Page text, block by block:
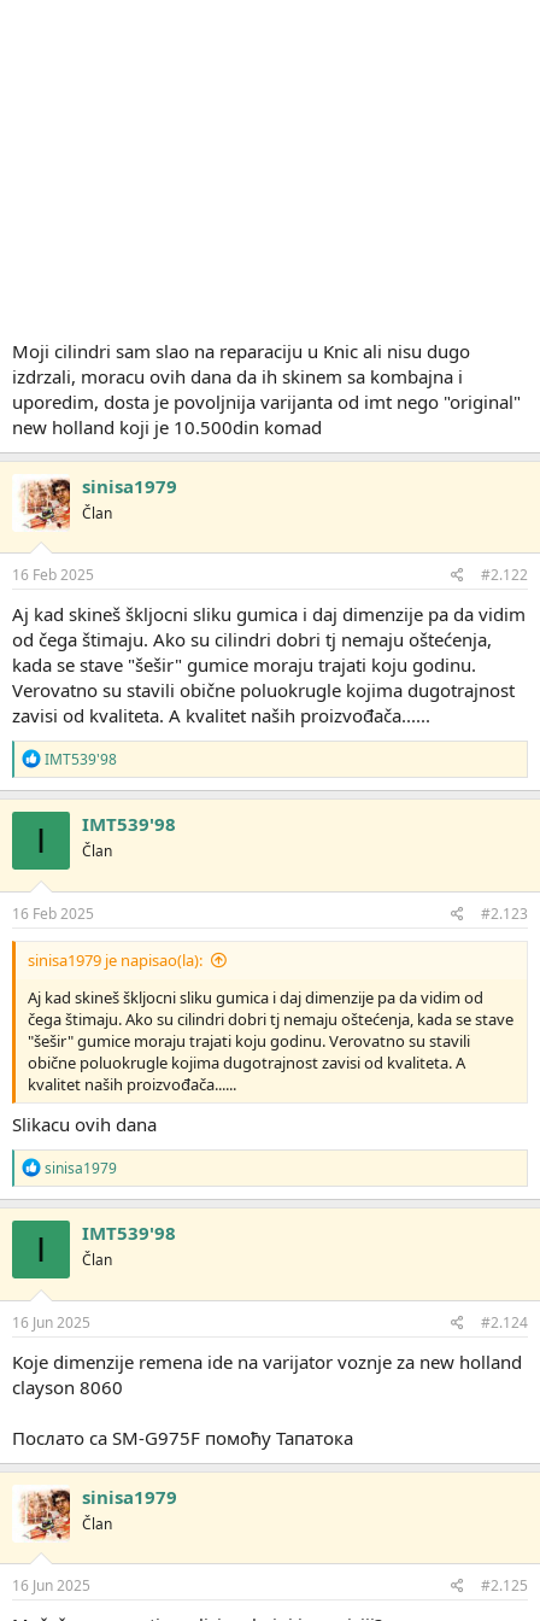
Moji cilindri sam slao na reparaciju u Knic ali nisu dugo
izdrzali, moracu ovih dana da ih skinem sa kombajna i
uporedim, dosta je povoljnija varijanta od imt nego "original"
new holland koji je 10.500din komad
sinisa1979
Član
16 Feb 2025 #2.122
Aj kad skineš škljocni sliku gumica i daj dimenzije pa da vidim
od čega štimaju. Ako su cilindri dobri tj nemaju oštećenja,
kada se stave "šešir" gumice moraju trajati koju godinu.
Verovatno su stavili obične poluokrugle kojima dugotrajnost
zavisi od kvaliteta. A kvalitet naših proizvođača......
R
e
a
g
a
n
j
IMT539'98
I IMT539'98
Član
16 Feb 2025 #2.123
sinisa1979 je napisao(la):
Aj kad skineš škljocni sliku gumica i daj dimenzije pa da vidim od
čega štimaju. Ako su cilindri dobri tj nemaju oštećenja, kada se stave
"šešir" gumice moraju trajati koju godinu. Verovatno su stavili
obične poluokrugle kojima dugotrajnost zavisi od kvaliteta. A
kvalitet naših proizvođača......
Slikacu ovih dana
R
e
a
g
a
n
j
:
sinisa1979
I IMT539'98
Član
16 Jun 2025 #2.124
Koje dimenzije remena ide na varijator voznje za new holland
clayson 8060
Послато са SM-G975F помоћу Тапатока
sinisa1979
Član
16 Jun 2025 #2.125